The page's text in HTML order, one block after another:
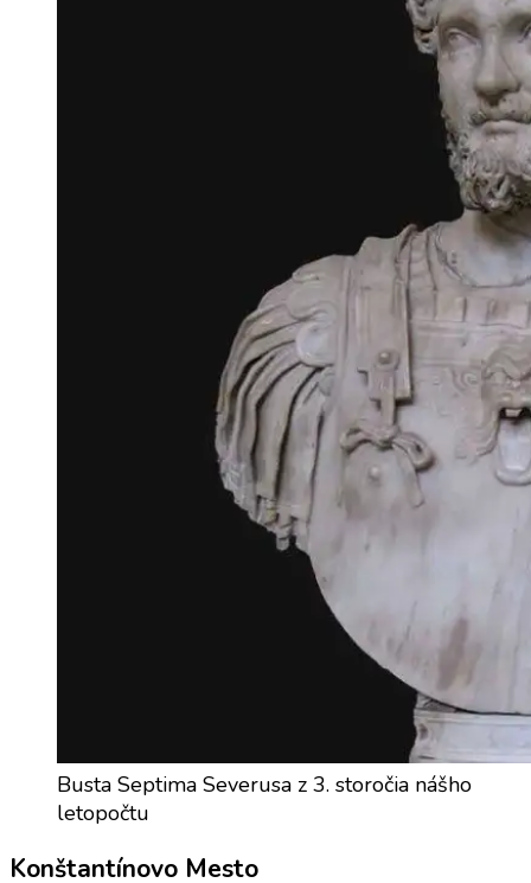
Busta Septima Severusa z 3. storočia nášho
letopočtu
Konštantínovo Mesto